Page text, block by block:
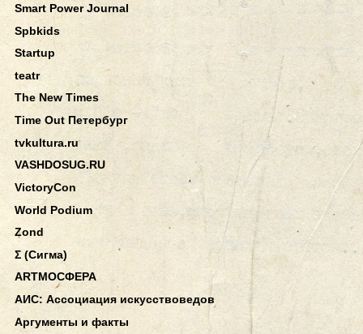
Smart Power Journal
Spbkids
Startup
teatr
The New Times
Time Out Петербург
tvkultura.ru
VASHDOSUG.RU
VictoryCon
World Podium
Zond
Σ (Сигма)
АRТМОСФЕРА
АИС: Ассоциация искусствоведов
Аргументы и факты